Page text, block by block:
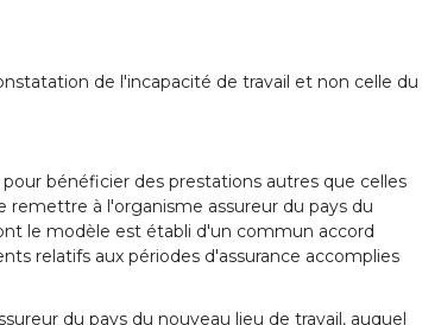
de l'incapacité de travail et non celle du
bénéficier des prestations autres que celles
remettre à l'organisme assureur du pays du
le modèle est établi d'un commun accord
relatifs aux périodes d'assurance accomplies
du pays du nouveau lieu de travail, auquel